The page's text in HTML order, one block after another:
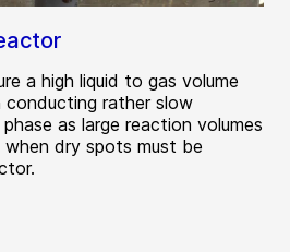
a high liquid to gas volume
rather slow
as large reaction volumes
dry spots must be